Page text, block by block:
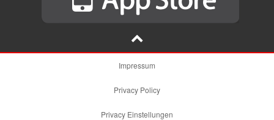
Impressum
Privacy Policy
Privacy Einstellungen